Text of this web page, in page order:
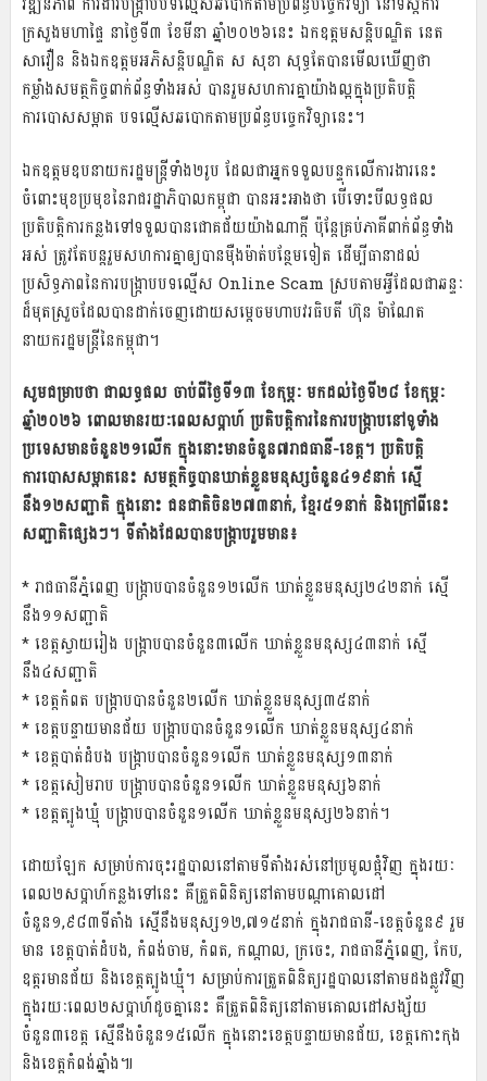
ក្រសួងមហាផ្ទៃ នាថ្ងៃទី៣ ខែមីនា ឆ្នាំ២០២៦នេះ ឯកឧត្តមសន្ដិបណ្ឌិត នេត
សាវឿន និងឯកឧត្តមអភិសន្ដិបណ្ឌិត ស សុខា សុទ្ធតែបានមើលឃើញថា
កម្លាំងសមត្ថកិច្ចពាក់ព័ន្ធទាំងអស់ បានរួមសហការគ្នាយ៉ាងល្អក្នុងប្រតិបត្តិ
ការបោសសម្អាត បទល្មើសឆបោកតាមប្រព័ន្ធបច្ចេកវិទ្យានេះ។
ឯកឧត្តមឧបនាយករដ្ឋមន្ដ្រីទាំង២រូប ដែលជាអ្នកទទួលបន្ទុកលើការងារនេះ
ចំពោះមុខប្រមុខនៃរាជរដ្ឋាភិបាលកម្ពុជា បានអះអាងថា បើទោះបីលទ្ធផល
ប្រតិបត្តិការកន្លងទៅទទួលបានជោគជ័យយ៉ាងណាក្ដី ប៉ុន្ដែគ្រប់ភាគីពាក់ព័ន្ធទាំង
អស់ ត្រូវតែបន្ដរួមសហការគ្នាឲ្យបានម៉ឺងម៉ាត់បន្ថែមទៀត ដើម្បីធានាដល់
ប្រសិទ្ធភាពនៃការបង្ក្រាបបទល្មើស Online Scam ស្របតាមអ្វីដែលជាឆន្ទៈ
ដ៏មុតស្រួចដែលបានដាក់ចេញដោយសម្ដេចមហាបវរធិបតី ហ៊ុន ម៉ាណែត
នាយករដ្ឋមន្ដ្រីនៃកម្ពុជា។
សូមជម្រាបថា ជាលទ្ធផល ចាប់ពីថ្ងៃទី១៣ ខែកុម្ភៈ មកដល់ថ្ងៃទី២៨ ខែកុម្ភៈ
ឆ្នាំ២០២៦ ពោលមានរយៈពេលសប្ដាហ៍ ប្រតិបត្តិការនៃការបង្ក្រាបនៅទូទាំង
ប្រទេសមានចំនួន២១លើក ក្នុងនោះមានចំនួន៧រាជធានី-ខេត្ត។ ប្រតិបត្តិ
ការបោសសម្អាតនេះ សមត្ថកិច្ចបានឃាត់ខ្លួនមនុស្សចំនួន៤១៩នាក់ ស្មើ
នឹង១២សញ្ជាតិ ក្នុងនោះ ជនជាតិចិន២៧៣នាក់, ខ្មែរ៥១នាក់ និងក្រៅពីនេះ
សញ្ជាតិផ្សេងៗ។ ទីតាំងដែលបានបង្ក្រាបរួមមាន៖
* រាជធានីភ្នំពេញ បង្ក្រាបបានចំនួន១២លើក ឃាត់ខ្លួនមនុស្ស២៤២នាក់ ស្មើ
នឹង១១សញ្ជាតិ
* ខេត្តស្វាយរៀង បង្ក្រាបបានចំនួន៣លើក ឃាត់ខ្លួនមនុស្ស៤៣នាក់ ស្មើ
នឹង៤សញ្ជាតិ
* ខេត្តកំពត បង្ក្រាបបានចំនួន២លើក ឃាត់ខ្លួនមនុស្ស៣៥នាក់
* ខេត្តបន្ទាយមានជ័យ បង្ក្រាបបានចំនួន១លើក ឃាត់ខ្លួនមនុស្ស៤នាក់
* ខេត្តបាត់ដំបង បង្ក្រាបបានចំនួន១លើក ឃាត់ខ្លួនមនុស្ស១៣នាក់
* ខេត្តសៀមរាប បង្ក្រាបបានចំនួន១លើក ឃាត់ខ្លួនមនុស្ស៦នាក់
* ខេត្តត្បូងឃ្មុំ បង្ក្រាបបានចំនួន១លើក ឃាត់ខ្លួនមនុស្ស២៦នាក់។
ដោយឡែក សម្រាប់ការចុះរដ្ឋបាលនៅតាមទីតាំងរស់នៅប្រមូលផ្ដុំវិញ ក្នុងរយៈ
ពេល២សប្ដាហ៍កន្លងទៅនេះ គឺត្រួតពិនិត្យនៅតាមបណ្ដាគោលដៅ
ចំនួន១,៩៨៣ទីតាំង ស្មើនឹងមនុស្ស១២,៧១៥នាក់ ក្នុងរាជធានី-ខេត្តចំនួន៩ រួម
មាន ខេត្តបាត់ដំបង, កំពង់ចាម, កំពត, កណ្ដាល, ក្រចេះ, រាជធានីភ្នំពេញ, កែប,
ឧត្តរមានជ័យ និងខេត្តត្បូងឃ្មុំ។ សម្រាប់ការត្រួតពិនិត្យរដ្ឋបាលនៅតាមដងផ្លូវវិញ
ក្នុងរយៈពេល២សប្ដាហ៍ដូចគ្នានេះ គឺត្រួតពិនិត្យនៅតាមគោលដៅសង្ស័យ
ចំនួន៣ខេត្ត ស្មើនឹងចំនួន១៥លើក ក្នុងនោះខេត្តបន្ទាយមានជ័យ, ខេត្តកោះកុង
និងខេត្តកំពង់ឆ្នាំង៕